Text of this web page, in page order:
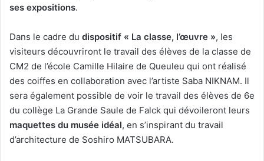
ses expositions.
Dans le cadre du dispositif « La classe, l’œuvre », les
visiteurs découvriront le travail des élèves de la classe de
CM2 de l’école Camille Hilaire de Queuleu qui ont réalisé
des coiffes en collaboration avec l’artiste Saba NIKNAM. Il
sera également possible de voir le travail des élèves de 6e
du collège La Grande Saule de Falck qui dévoileront leurs
maquettes du musée idéal, en s’inspirant du travail
d’architecture de Soshiro MATSUBARA.